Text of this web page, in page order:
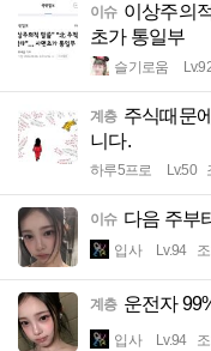
이슈 이상주의
초가 통일부
슬기로움
계층 주식때문
니다.
하루5프로 Lv.50
이슈 다음 주부
입사 Lv.94
계층 운전자
입사 Lv.94